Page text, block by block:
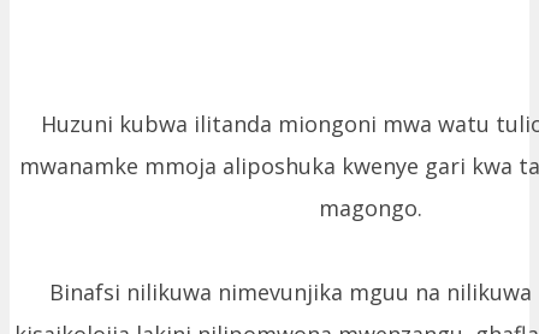
Huzuni kubwa ilitanda miongoni mwa watu
mwanamke mmoja aliposhuka kwenye gari kwa
magongo.
Binafsi nilikuwa nimevunjika mguu na nilikuwa